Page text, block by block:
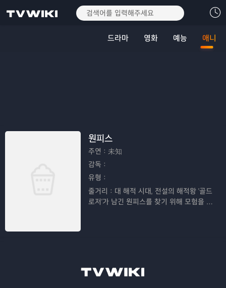
드라마 영화 예능 애니
원피스
주연： 未知
감독：
유형：
줄거리： 대 해적 시대, 전설의 해적왕 '골드
로저'가 남긴 원피스를 찾기 위해 모험을 떠